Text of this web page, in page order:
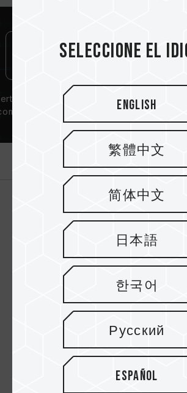
de
Garantía de por
vida
Introducción
Proporciona diversas
frecuencia y capacidad
Seleccione el
English
繁體中文
简体中文
日本語
한국어
Русский
Español